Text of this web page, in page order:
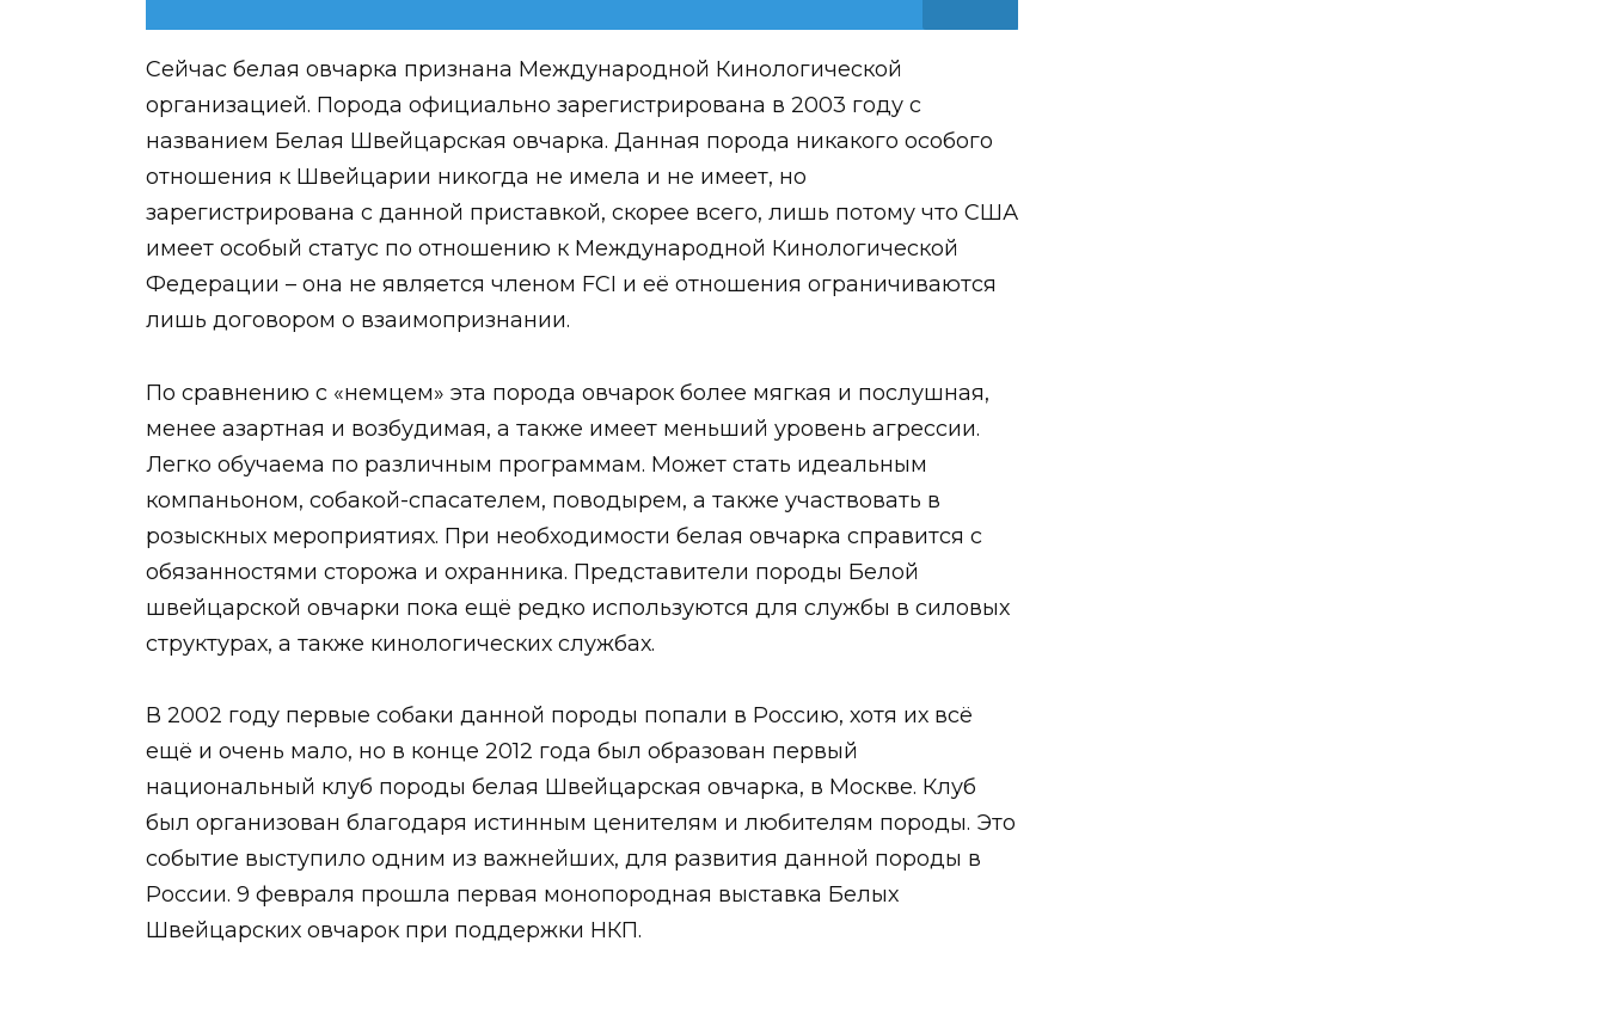
Сейчас белая овчарка признана Международной Кинологической
организацией. Порода официально зарегистрирована в 2003 году с
названием Белая Швейцарская овчарка. Данная порода никакого особого
отношения к Швейцарии никогда не имела и не имеет, но
зарегистрирована с данной приставкой, скорее всего, лишь потому что США
имеет особый статус по отношению к Международной Кинологической
Федерации – она не является членом FCI и её отношения ограничиваются
лишь договором о взаимопризнании.
По сравнению с «немцем» эта порода овчарок более мягкая и послушная,
менее азартная и возбудимая, а также имеет меньший уровень агрессии.
Легко обучаема по различным программам. Может стать идеальным
компаньоном, собакой-спасателем, поводырем, а также участвовать в
розыскных мероприятиях. При необходимости белая овчарка справится с
обязанностями сторожа и охранника. Представители породы Белой
швейцарской овчарки пока ещё редко используются для службы в силовых
структурах, а также кинологических службах.
В 2002 году первые собаки данной породы попали в Россию, хотя их всё
ещё и очень мало, но в конце 2012 года был образован первый
национальный клуб породы белая Швейцарская овчарка, в Москве. Клуб
был организован благодаря истинным ценителям и любителям породы. Это
событие выступило одним из важнейших, для развития данной породы в
России. 9 февраля прошла первая монопородная выставка Белых
Швейцарских овчарок при поддержки НКП.